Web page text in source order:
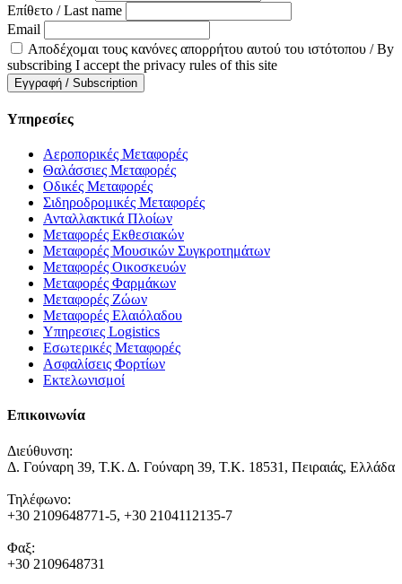
Επίθετο / Last name
Email
Αποδέχομαι τους κανόνες απορρήτου αυτού του ιστότοπου / By
subscribing I accept the privacy rules of this site
Υπηρεσίες
Αεροπορικές Μεταφορές
Θαλάσσιες Μεταφορές
Οδικές Μεταφορές
Σιδηροδρομικές Μεταφορές
Ανταλλακτικά Πλοίων
Μεταφορές Εκθεσιακών
Μεταφορές Μουσικών Συγκροτημάτων
Μεταφορές Οικοσκευών
Μεταφορές Φαρμάκων
Μεταφορές Ζώων
Μεταφορές Ελαιόλαδου
Υπηρεσιες Logistics
Εσωτερικές Μεταφορές
Ασφαλίσεις Φορτίων
Εκτελωνισμοί
Επικοινωνία
Διεύθυνση:
Δ. Γούναρη 39, Τ.Κ. Δ. Γούναρη 39, Τ.Κ. 18531, Πειραιάς, Ελλάδα
Τηλέφωνο:
+30 2109648771-5, +30 2104112135-7
Φαξ:
+30 2109648731